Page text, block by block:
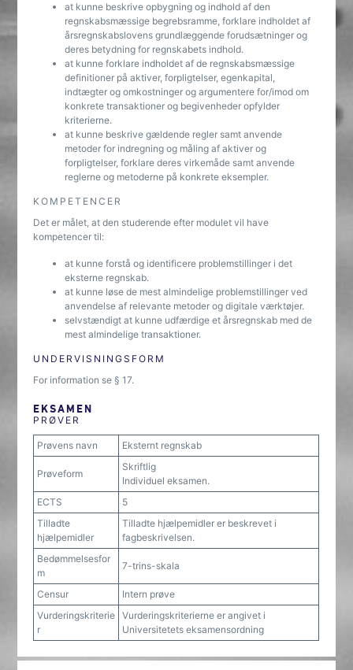
at kunne beskrive opbygning og indhold af den
regnskabsmæssige begrebsramme, forklare indholdet af
årsregnskabslovens grundlæggende forudsætninger og
deres betydning for regnskabets indhold.
at kunne forklare indholdet af de regnskabsmæssige
definitioner på aktiver, forpligtelser, egenkapital,
indtægter og omkostninger og argumentere for/imod om
konkrete transaktioner og begivenheder opfylder
kriterierne.
at kunne beskrive gældende regler samt anvende
metoder for indregning og måling af aktiver og
forpligtelser, forklare deres virkemåde samt anvende
reglerne og metoderne på konkrete eksempler.
KOMPETENCER
Det er målet, at den studerende efter modulet vil have
kompetencer til:
at kunne forstå og identificere problemstillinger i det
eksterne regnskab.
at kunne løse de mest almindelige problemstillinger ved
anvendelse af relevante metoder og digitale værktøjer.
selvstændigt at kunne udfærdige et årsregnskab med de
mest almindelige transaktioner.
UNDERVISNINGSFORM
For information se § 17.
EKSAMEN
PRØVER
Prøvens navn Eksternt regnskab
Prøveform
Skriftlig
Individuel eksamen.
ECTS
5
Tilladte
hjælpemidler
Tilladte hjælpemidler er beskrevet i
fagbeskrivelsen.
Bedømmelsesfor
m
7-trins-skala
Censur
Intern prøve
Vurderingskriterie
r
Vurderingskriterierne er angivet i
Universitetets eksamensordning